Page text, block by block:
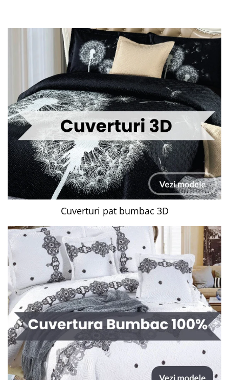
Cuverturi pat bumbac 3D